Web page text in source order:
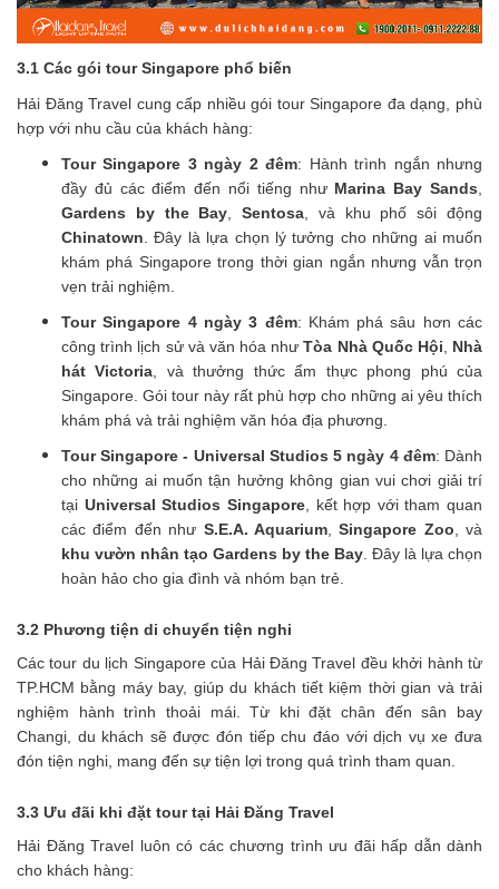
3.1 Các gói tour Singapore phổ biến
Hải Đăng Travel cung cấp nhiều gói tour Singapore đa dạng, phù
hợp với nhu cầu của khách hàng:
Tour Singapore 3 ngày 2 đêm: Hành trình ngắn nhưng
đầy đủ các điểm đến nổi tiếng như Marina Bay Sands,
Gardens by the Bay,Sentosa, và khu phố sôi động
Chinatown. Đây là lựa chọn lý tưởng cho những ai muốn
khám phá Singapore trong thời gian ngắn nhưng vẫn trọn
vẹn trải nghiệm.
Tour Singapore 4 ngày 3 đêm: Khám phá sâu hơn các
công trình lịch sử và văn hóa nhưTòa Nhà Quốc Hội, Nhà
hát Victoria, và thưởng thức ẩm thực phong phú của
Singapore. Gói tour này rất phù hợp cho những ai yêu thích
khám phá và trải nghiệm văn hóa địa phương.
Tour Singapore - Universal Studios 5 ngày 4 đêm: Dành
cho những ai muốn tận hưởng không gian vui chơi giải trí
tại Universal Studios Singapore, kết hợp với tham quan
các điểm đến như S.E.A. Aquarium,Singapore Zoo, và
khu vườn nhân tạo Gardens by the Bay. Đây là lựa chọn
hoàn hảo cho gia đình và nhóm bạn trẻ.
3.2 Phương tiện di chuyển tiện nghi
Các tour du lịch Singapore của Hải Đăng Travel đều khởi hành từ
TP.HCM bằng máy bay, giúp du khách tiết kiệm thời gian và trải
nghiệm hành trình thoải mái. Từ khi đặt chân đến sân bay
Changi, du khách sẽ được đón tiếp chu đáo với dịch vụ xe đưa
đón tiện nghi, mang đến sự tiện lợi trong quá trình tham quan.
3.3 Ưu đãi khi đặt tour tại Hải Đăng Travel
Hải Đăng Travel luôn có các chương trình ưu đãi hấp dẫn dành
cho khách hàng: